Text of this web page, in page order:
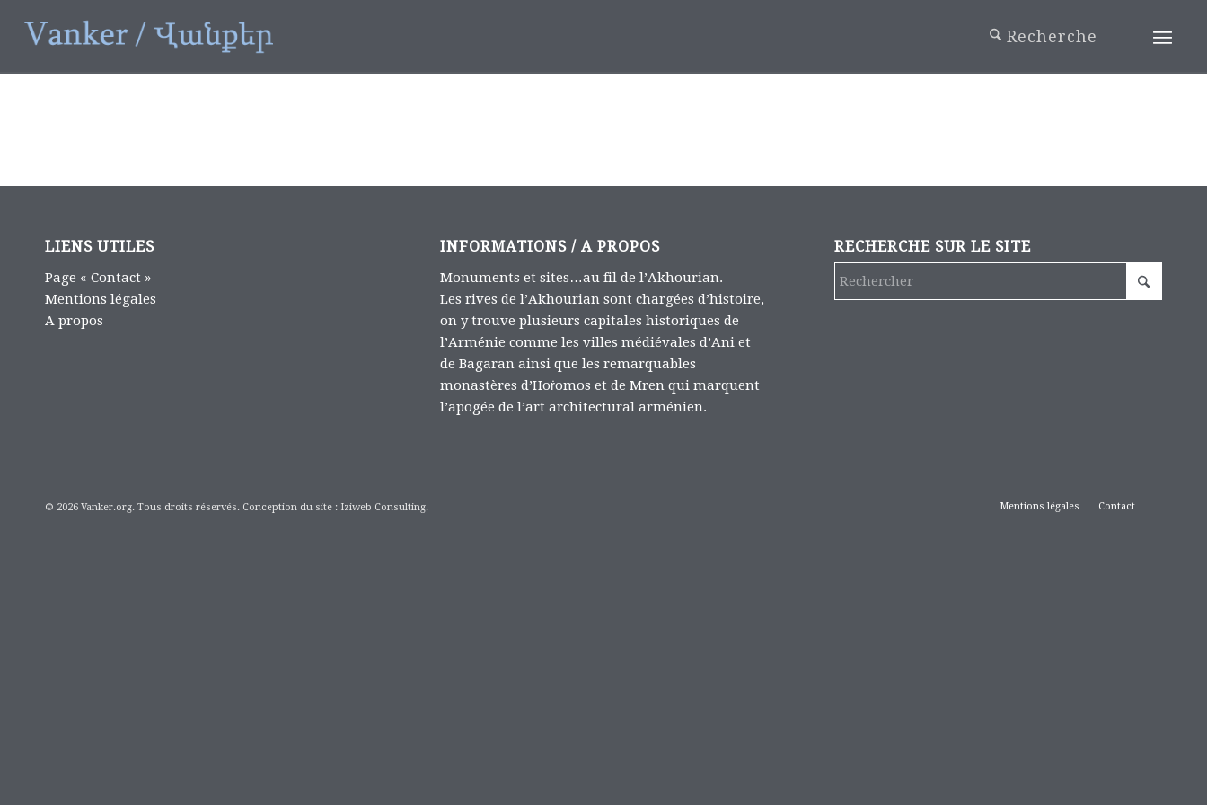
LIENS UTILES
Page « Contact »
Mentions légales
A propos
INFORMATIONS / A PROPOS
Monuments et sites…au fil de l’Akhourian.
Les rives de l’Akhourian sont chargées d’histoire,
on y trouve plusieurs capitales historiques de
l’Arménie comme les villes médiévales d’Ani et
de Bagaran ainsi que les remarquables
monastères d’Hoṙomos et de Mren qui marquent
l’apogée de l’art architectural arménien.
RECHERCHE SUR LE SITE
© 2026 Vanker.org. Tous droits réservés. Conception du site : Iziweb Consulting. Mentions légales Contact